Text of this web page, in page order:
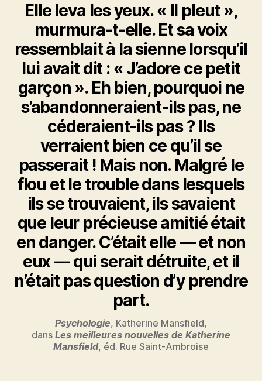
Elle leva les yeux. « Il pleut »,
murmura-t-elle. Et sa voix
ressemblait à la sienne lorsqu’il
lui avait dit : « J’adore ce petit
garçon ». Eh bien, pourquoi ne
s’abandonneraient-ils pas, ne
céderaient-ils pas ? Ils
verraient bien ce qu’il se
passerait ! Mais non. Malgré le
flou et le trouble dans lesquels
ils se trouvaient, ils savaient
que leur précieuse amitié était
en danger. C’était elle — et non
eux — qui serait détruite, et il
n’était pas question d’y prendre
part.
Psychologie, Katherine Mansfield,
dans Les meilleures nouvelles de Katherine
Mansfield, éd. Rue Saint-Ambroise